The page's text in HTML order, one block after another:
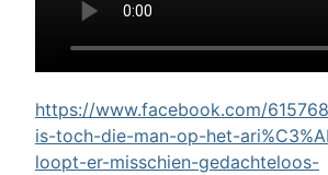
https://www.facebook.com/
is-toch-die-man-op-het-
loopt-er-misschien-gedachteloos-